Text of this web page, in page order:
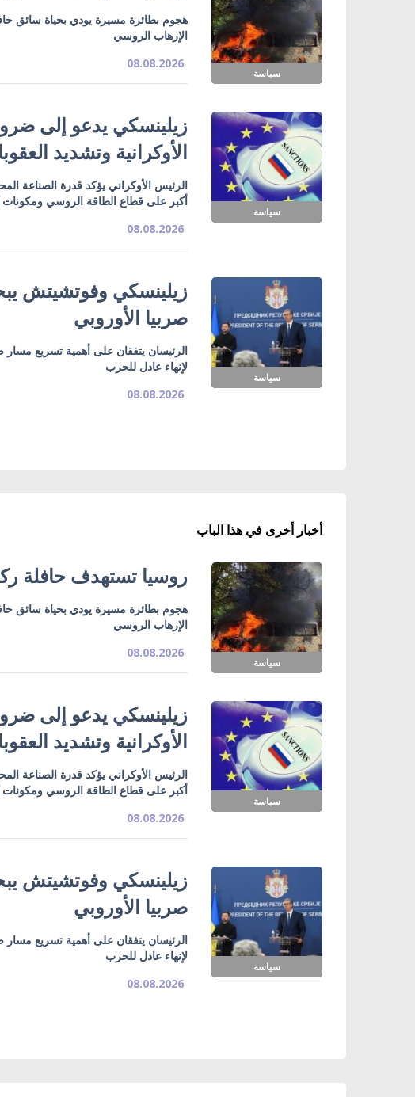
سياسة
هجوم بطائرة مسيرة يودي بحياة سائق
الإرهاب الروسي
08.08.2026
سياسة
زيلينسكي يدعو إلى
الأوكرانية وتشديد
الرئيس الأوكراني يؤكد قدرة الصناعة
أكبر على قطاع الطاقة الروسي ومكونات
08.08.2026
سياسة
زيلينسكي وفوتشيتش
صربيا الأوروبي
الرئيسان يتفقان على أهمية تسريع مسار
لإنهاء عادل للحرب
08.08.2026
أخبار أخرى في هذا الباب
سياسة
روسيا تستهدف حافلة
هجوم بطائرة مسيرة يودي بحياة سائق
الإرهاب الروسي
08.08.2026
سياسة
زيلينسكي يدعو إلى
الأوكرانية وتشديد
الرئيس الأوكراني يؤكد قدرة الصناعة
أكبر على قطاع الطاقة الروسي ومكونات
08.08.2026
سياسة
زيلينسكي وفوتشيتش
صربيا الأوروبي
الرئيسان يتفقان على أهمية تسريع مسار
لإنهاء عادل للحرب
08.08.2026